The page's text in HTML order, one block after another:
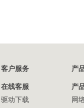
客户服务
在线客服
驱动下载
产
产
网